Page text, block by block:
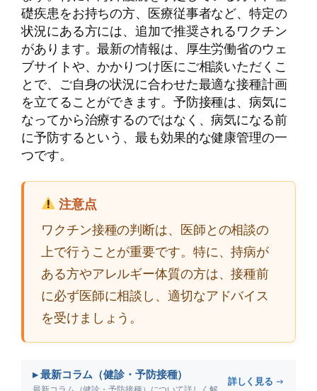
礎疾患をお持ちの方、医療従事者など、特定の
状況にある方には、追加で推奨されるワクチン
があります。最新の情報は、厚生労働省のウェ
ブサイトや、かかりつけ医にご相談いただくこ
とで、ご自身の状況に合わせた最適な接種計画
を立てることができます。予防接種は、病気に
なってから治療するのではなく、病気になる前
に予防するという、最も効果的な健康管理の一
つです。
注意点
ワクチン接種の判断は、医師との相談の
上で行うことが重要です。特に、持病が
ある方やアレルギー体質の方は、接種前
に必ず医師に相談し、適切なアドバイス
を受けましょう。
▸ 最新コラム（健診・予防接種） 詳しく見る →